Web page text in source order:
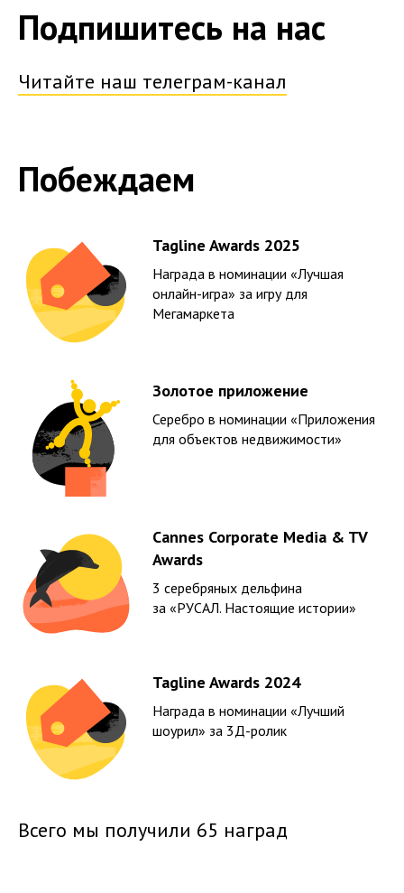
Подпишитесь на нас
Читайте наш телеграм-канал
Побеждаем
Tagline Awards 2025
Награда в номинации «Лучшая
онлайн-игра» за игру для
Мегамаркета
Золотое приложение
Серебро в номинации «Приложения
для объектов недвижимости»
Cannes Corporate Media & TV
Awards
3 серебряных дельфина
за «РУСАЛ. Настоящие истории»
Tagline Awards 2024
Награда в номинации «Лучший
шоурил» за 3Д-ролик
Всего мы получили 65 наград